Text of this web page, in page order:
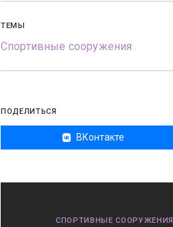
ТЕМЫ
Спортивные сооружения
ПОДЕЛИТЬСЯ
ВКонтакте
СПОРТИВНЫЕ СООРУЖЕНИЯ